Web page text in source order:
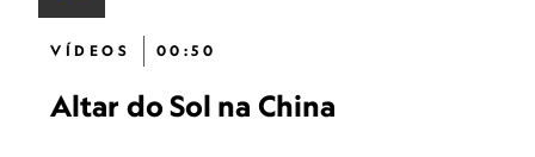
VÍDEOS 00:50
Altar do Sol na China